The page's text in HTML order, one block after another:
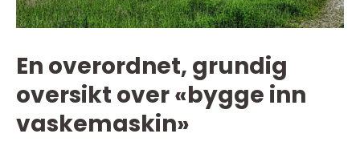
En overordnet, grundig
oversikt over «bygge inn
vaskemaskin»